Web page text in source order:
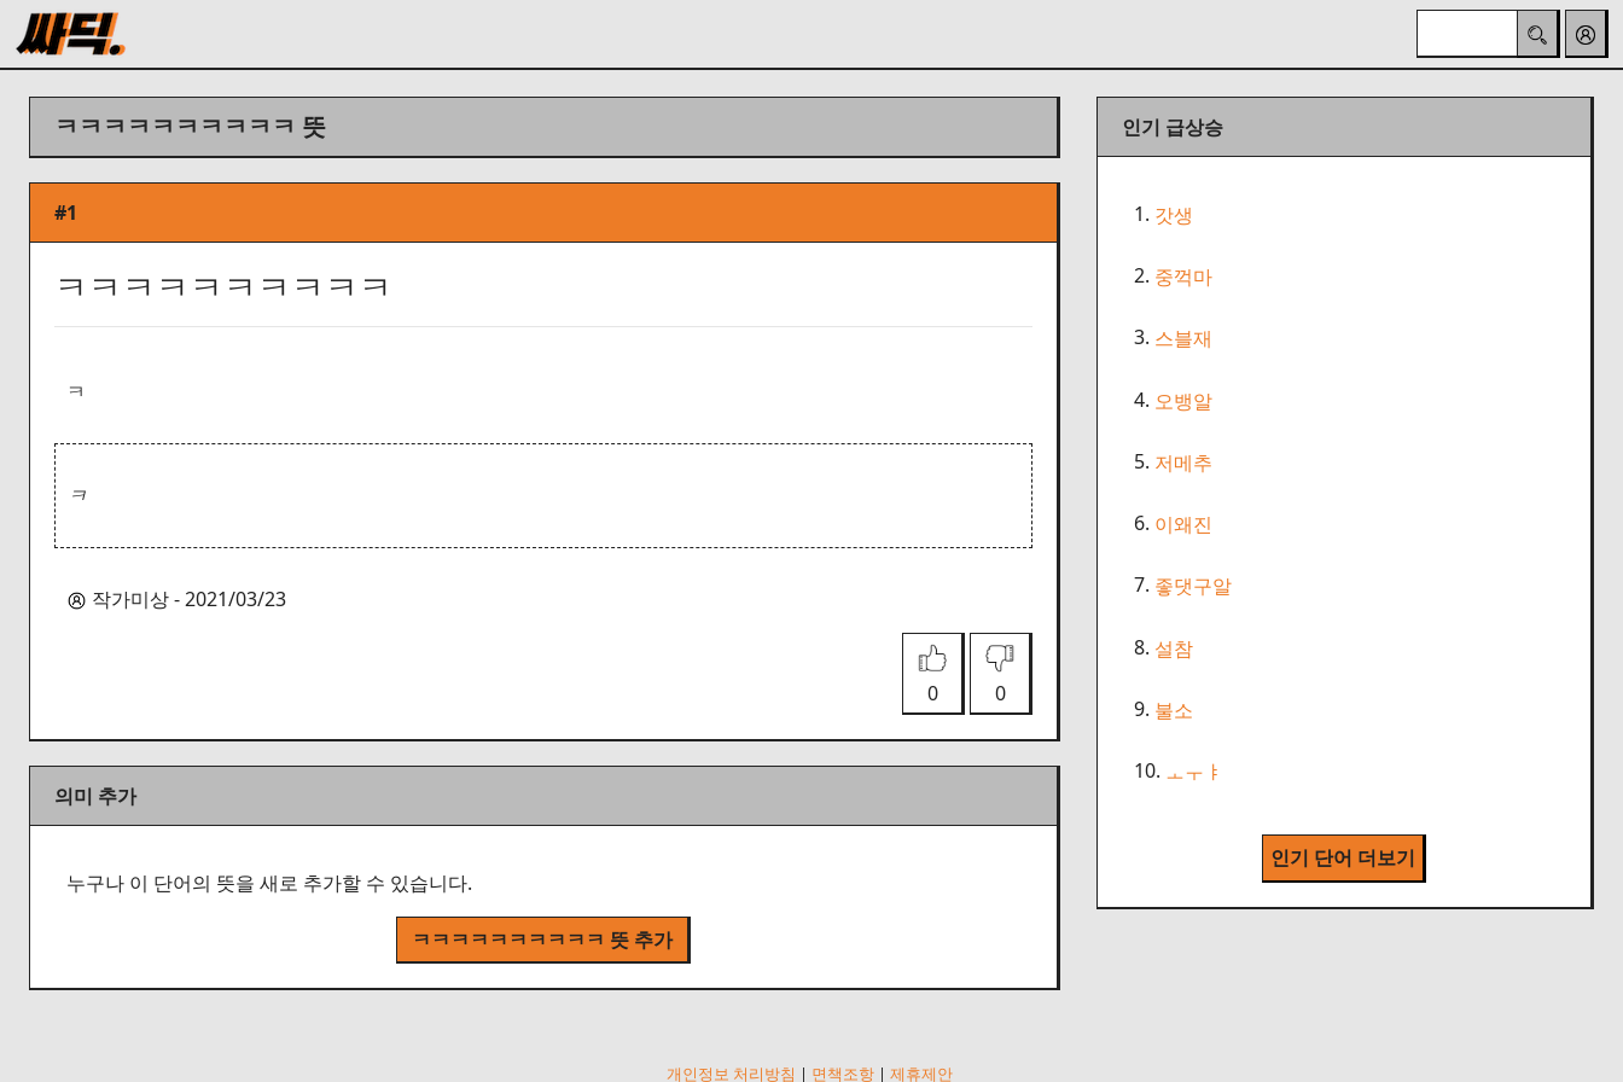
ㅋㅋㅋㅋㅋㅋㅋㅋㅋㅋ 뜻
#1
ㅋㅋㅋㅋㅋㅋㅋㅋㅋㅋ
ㅋ
ㅋ
작가미상 - 2021/03/23
0 0
의미 추가
누구나 이 단어의 뜻을 새로 추가할 수 있습니다.
ㅋㅋㅋㅋㅋㅋㅋㅋㅋㅋ 뜻 추가
인기 급상승
1. 갓생
2. 중꺽마
3. 스블재
4. 오뱅알
5. 저메추
6. 이왜진
7. 좋댓구알
8. 설참
9. 불소
10. ㅗㅜㅑ
인기 단어 더보기
개인정보 처리방침 | 면책조항 | 제휴제안